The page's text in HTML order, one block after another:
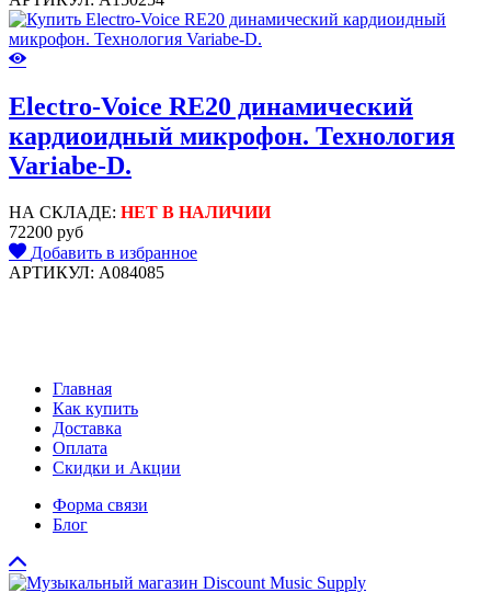
Electro-Voice RE20 динамический
кардиоидный микрофон. Технология
Variabe-D.
НА СКЛАДЕ: НЕТ В НАЛИЧИИ
72200 руб
Добавить в избранное
АРТИКУЛ: A084085
Главная
Как купить
Доставка
Оплата
Скидки и Акции
Форма связи
Блог